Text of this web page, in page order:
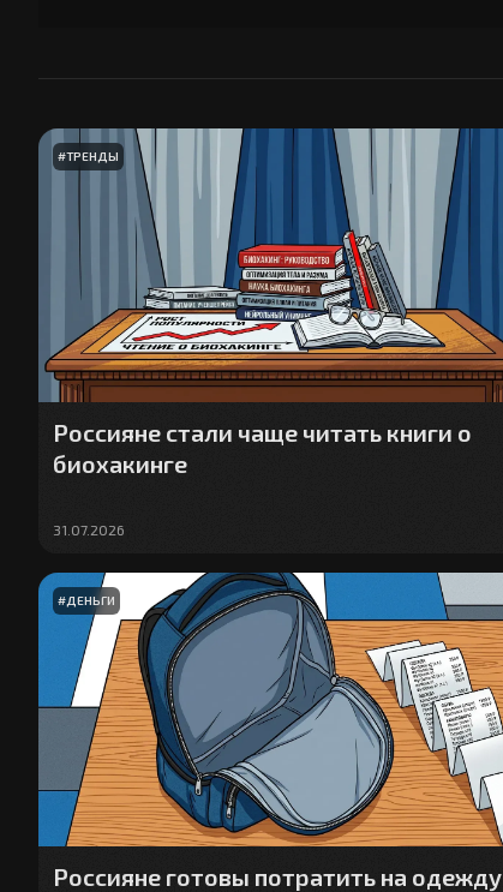
#ТРЕНДЫ
Россияне стали чаще читать книги о
биохакинге
31.07.2026
#ДЕНЬГИ
Россияне готовы потратить на одежду